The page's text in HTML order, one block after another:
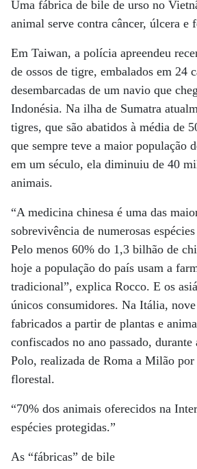
Uma fábrica de bile de urso no
animal serve contra câncer, úlcera e
Em Taiwan, a polícia apreendeu
de ossos de tigre, embalados em 24
desembarcadas de um navio que
Indonésia. Na ilha de Sumatra
tigres, que são abatidos à média de
que sempre teve a maior população
em um século, ela diminuiu de 40
animais.
“A medicina chinesa é uma das
sobrevivência de numerosas
Pelo menos 60% do 1,3 bilhão de
hoje a população do país usam a
tradicional”, explica Rocco. E os
únicos consumidores. Na Itália,
fabricados a partir de plantas e
confiscados no ano passado,
Polo, realizada de Roma a Milão
florestal.
“70% dos animais oferecidos na
espécies protegidas.”
As “fábricas” de bile